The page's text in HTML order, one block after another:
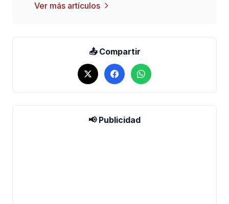
📤 Compartir
📢 Publicidad
Ver más artículos